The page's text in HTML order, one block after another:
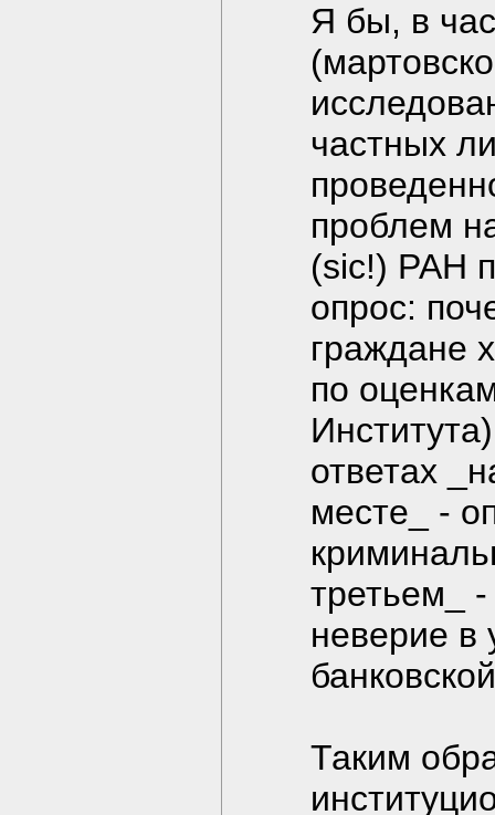
Я бы, в
частных
проблем
(sic!) РАН
опрос:
граждане
по
ответах
месте_ -
третьем_
неверие в
Таким